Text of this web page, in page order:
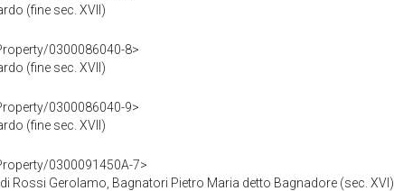
(fine sec. XVII)
0300086040-8>
(fine sec. XVII)
0300086040-9>
(fine sec. XVII)
0300091450A-7>
Rossi Gerolamo, Bagnatori Pietro Maria detto Bagnadore (sec. XVI)